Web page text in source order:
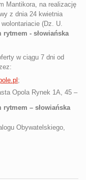
Mantikora, na realizację
z dnia 24 kwietnia
(Dz. U.
rytmem - słowiańska
w ciągu 7 dni od
;
Opola Rynek 1A, 45 –
rytmem – słowiańska
Obywatelskiego,